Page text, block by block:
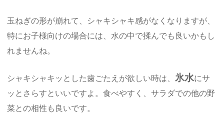
玉ねぎの形が崩れて、シャキシャキ感がなくなりますが、
特にお子様向けの場合には、水の中で揉んでも良いかもし
れませんね。
シャキシャキッとした歯ごたえが欲しい時は、 氷水にサ
ッとさらすといいですよ。食べやすく、サラダでの他の野
菜との相性も良いです。